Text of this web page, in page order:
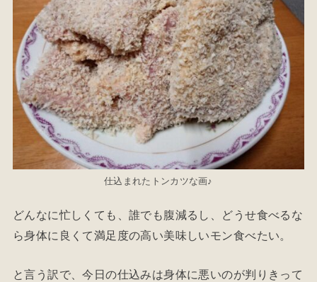
仕込まれたトンカツな画♪
どんなに忙しくても、誰でも腹減るし、どうせ食べるな
ら身体に良くて満足度の高い美味しいモン食べたい。
と言う訳で、今日の仕込みは身体に悪いのが判りきって